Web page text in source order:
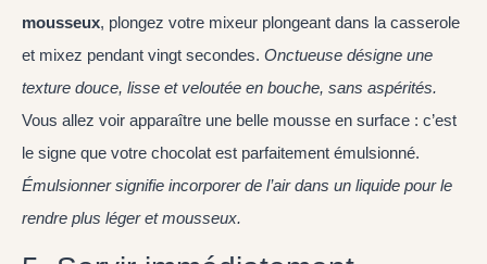
mousseux, plongez votre mixeur plongeant dans la casserole
et mixez pendant vingt secondes. Onctueuse désigne une
texture douce, lisse et veloutée en bouche, sans aspérités.
Vous allez voir apparaître une belle mousse en surface : c’est
le signe que votre chocolat est parfaitement émulsionné.
Émulsionner signifie incorporer de l’air dans un liquide pour le
rendre plus léger et mousseux.